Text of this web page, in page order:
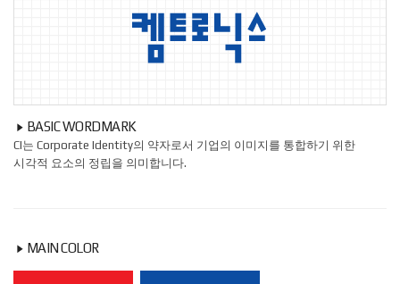
BASIC WORDMARK
CI는 Corporate Identity의 약자로서 기업의 이미지를 통합하기 위한
시각적 요소의 정립을 의미합니다.
MAIN COLOR